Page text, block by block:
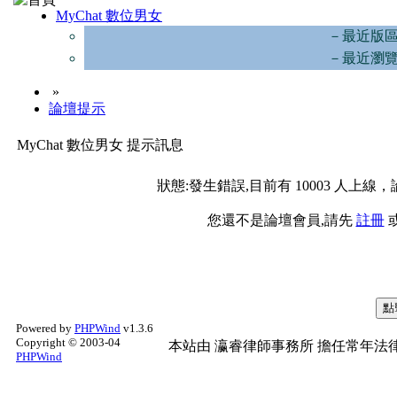
MyChat 數位男女
－最近版
－最近瀏
»
論壇提示
MyChat 數位男女 提示訊息
狀態:發生錯誤,目前有 10003 人上線
您還不是論壇會員,請先 註冊
Powered by PHPWind v1.3.6
Copyright © 2003-04
PHPWind
本站由 瀛睿律師事務所 擔任常年法